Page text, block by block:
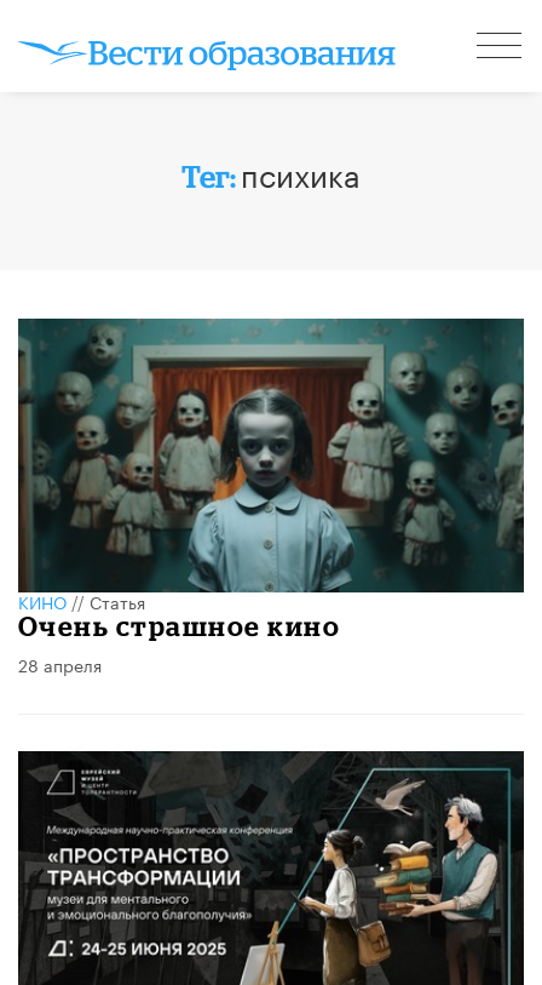
Тег: психика
КИНО//Статья
Очень страшное кино
28 апреля